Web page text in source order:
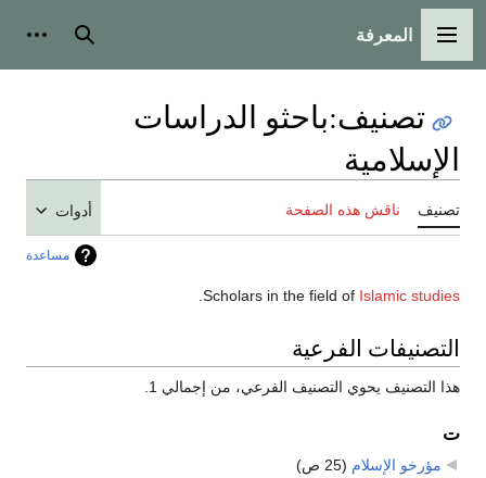
القائمة الرئيسية
المعرفة بحث
تصنيف:باحثو الدراسات
الإسلامية
تصنيف ناقش هذه الصفحة أدوات
مساعدة
Scholars in the field of Islamic studies
التصنيفات الفرعية
هذا التصنيف يحوي التصنيف الفرعي، من إجمالي 1.
ت
مؤرخو الإسلام (25 ص)